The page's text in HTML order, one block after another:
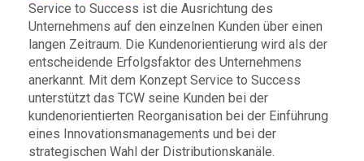
Service to Success ist die Ausrichtung des
Unternehmens auf den einzelnen Kunden über einen
langen Zeitraum. Die Kundenorientierung wird als der
entscheidende Erfolgsfaktor des Unternehmens
anerkannt. Mit dem Konzept Service to Success
unterstützt das TCW seine Kunden bei der
kundenorientierten Reorganisation bei der Einführung
eines Innovationsmanagements und bei der
strategischen Wahl der Distributionskanäle.